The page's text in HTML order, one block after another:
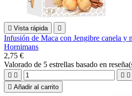
 Vista rápida 
Infusión de Maca con Jengibre canela y
Hornimans
2,75 €
Valorado de 5 estrellas basado en
   
 Añadir al carrito